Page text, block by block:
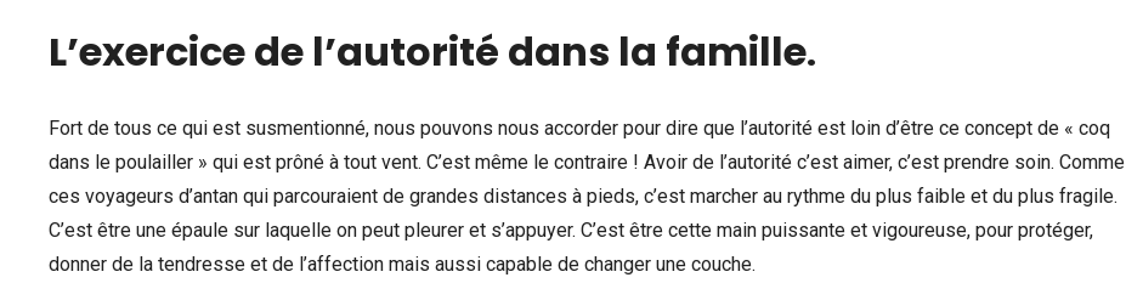
L’exercice de l’autorité dans la famille.
Fort de tous ce qui est susmentionné, nous pouvons nous accorder pour dire que l’autorité est loin d’être ce concept de « coq
dans le poulailler » qui est prôné à tout vent. C’est même le contraire ! Avoir de l’autorité c’est aimer, c’est prendre soin. Comme
ces voyageurs d’antan qui parcouraient de grandes distances à pieds, c’est marcher au rythme du plus faible et du plus fragile.
C’est être une épaule sur laquelle on peut pleurer et s’appuyer. C’est être cette main puissante et vigoureuse, pour protéger,
donner de la tendresse et de l’affection mais aussi capable de changer une couche.